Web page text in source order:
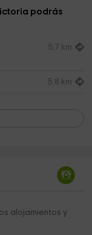
podrás
5,7 km
5,8 km
8,0 km
8,0 km
alojamientos y